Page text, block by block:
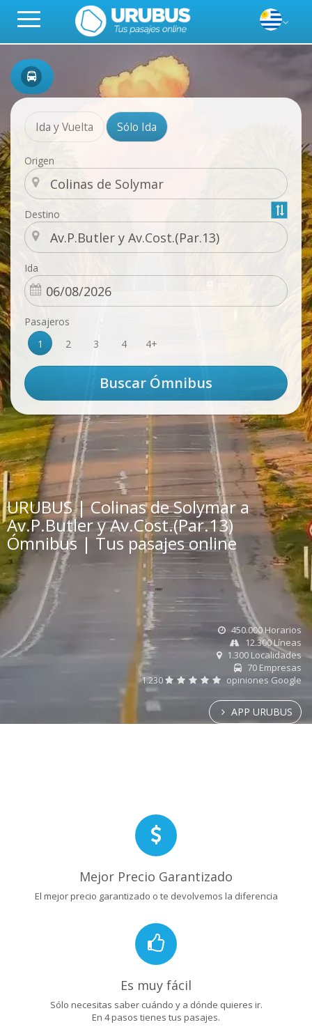
Ida y Vuelta Sólo Ida
Origen
Destino
Ida
Pasajeros
1
2 3 4 4+
URUBUS | Colinas de Solymar a
Av.P.Butler y Av.Cost.(Par.13)
Ómnibus | Tus pasajes online
450.000 Horarios
12.300 Líneas
1.300 Localidades
70 Empresas
1.230
opiniones Google
APP URUBUS
Mejor Precio Garantizado
El mejor precio garantizado o te devolvemos la diferencia
Es muy fácil
Sólo necesitas saber cuándo y a dónde quieres ir.
En 4 pasos tienes tus pasajes.